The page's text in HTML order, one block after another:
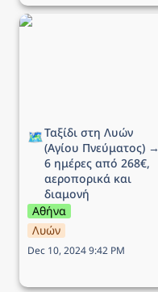
Ταξίδι στη Λυών (Αγίου
🗺️Ταξίδι στη Λυών
(Αγίου Πνεύματος) →
6 ημέρες από 268€,
αεροπορικά και
διαμονή
Αθήνα
Λυών
Dec 10, 2024 9:42 PM